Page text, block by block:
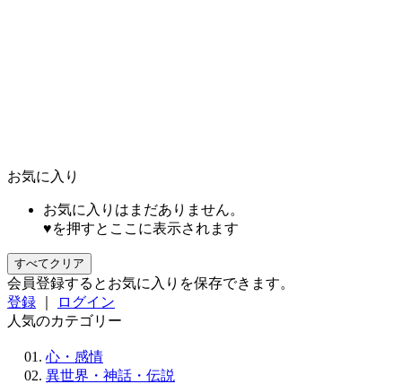
お気に入り
お気に入りはまだありません。
♥を押すとここに表示されます
すべてクリア
会員登録するとお気に入りを保存できます。
登録
ログイン
人気のカテゴリー
心・感情
異世界・神話・伝説